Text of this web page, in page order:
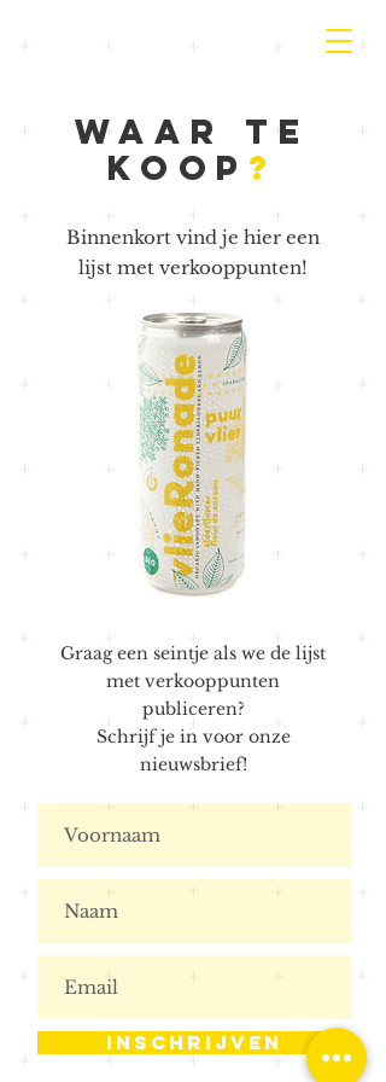
Waar te
koop ?
Binnenkort vind je hier een
lijst met verkooppunten!
Graag een seintje als we de lijst
met verkooppunten
publiceren?
Schrijf je in voor onze
nieuwsbrief!
Inschrijven